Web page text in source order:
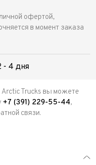
офертой,
в момент заказа
- 4 дня
Trucks вы можете
+7 (391) 229-55-44,
связи.